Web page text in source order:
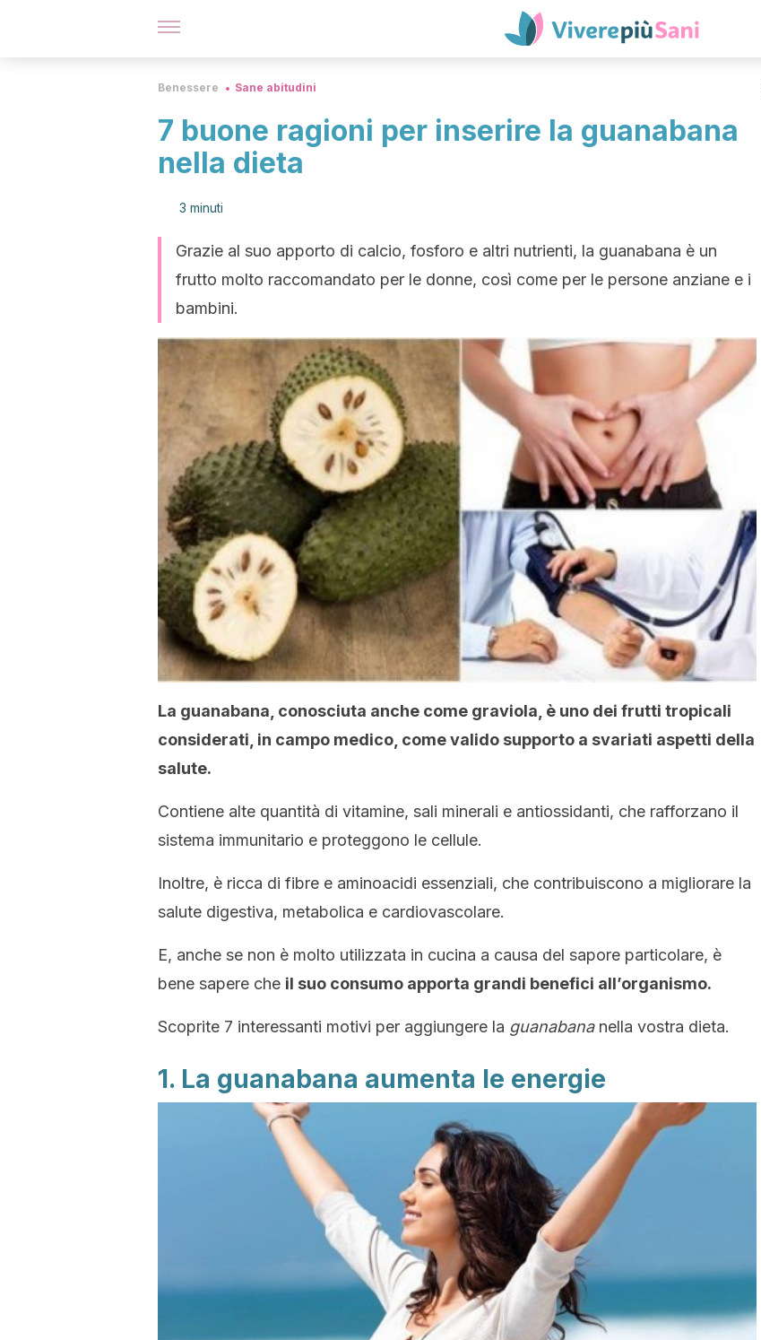
Benessere Sane abitudini
7 buone ragioni per inserire la guanabana
nella dieta
3 minuti
Grazie al suo apporto di calcio, fosforo e altri nutrienti, la guanabana è un
frutto molto raccomandato per le donne, così come per le persone anziane e i
bambini.
La guanabana, conosciuta anche come graviola, è uno dei frutti tropicali
considerati, in campo medico, come valido supporto a svariati aspetti della
salute.
Contiene alte quantità di vitamine, sali minerali e antiossidanti, che rafforzano il
sistema immunitario e proteggono le cellule.
Inoltre, è ricca di fibre e aminoacidi essenziali, che contribuiscono a migliorare la
salute digestiva, metabolica e cardiovascolare.
E, anche se non è molto utilizzata in cucina a causa del sapore particolare, è
bene sapere che il suo consumo apporta grandi benefici all’organismo.
Scoprite 7 interessanti motivi per aggiungere la guanabananella vostra dieta.
1. La guanabana aumenta le energie